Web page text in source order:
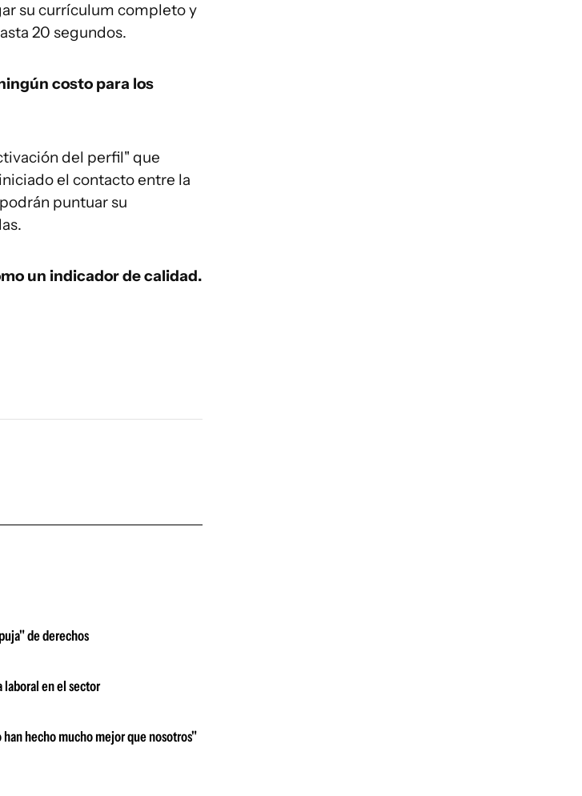
su currículum completo y
20 segundos.
costo para los
del perfil" que
el contacto entre la
puntuar su
un indicador de calidad.
de derechos
laboral en el sector
hecho mucho mejor que nosotros"